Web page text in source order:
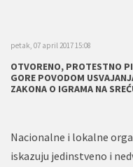
petak, 07 april 2017 15:08
OTVORENO, PROTESTNO
GORE POVODOM
ZAKONA O IGRAMA NA
Nacionalne i lokalne
iskazuju jedinstveno i